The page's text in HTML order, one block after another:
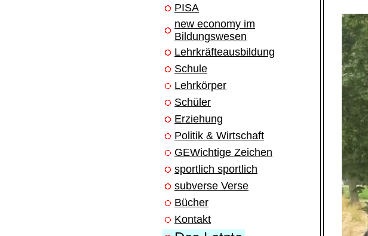
PISA
new economy im
Bildungswesen
Lehrkräfteausbildung
Schule
Lehrkörper
Schüler
Erziehung
Politik & Wirtschaft
GEWichtige Zeichen
sportlich sportlich
subverse Verse
Bücher
Kontakt